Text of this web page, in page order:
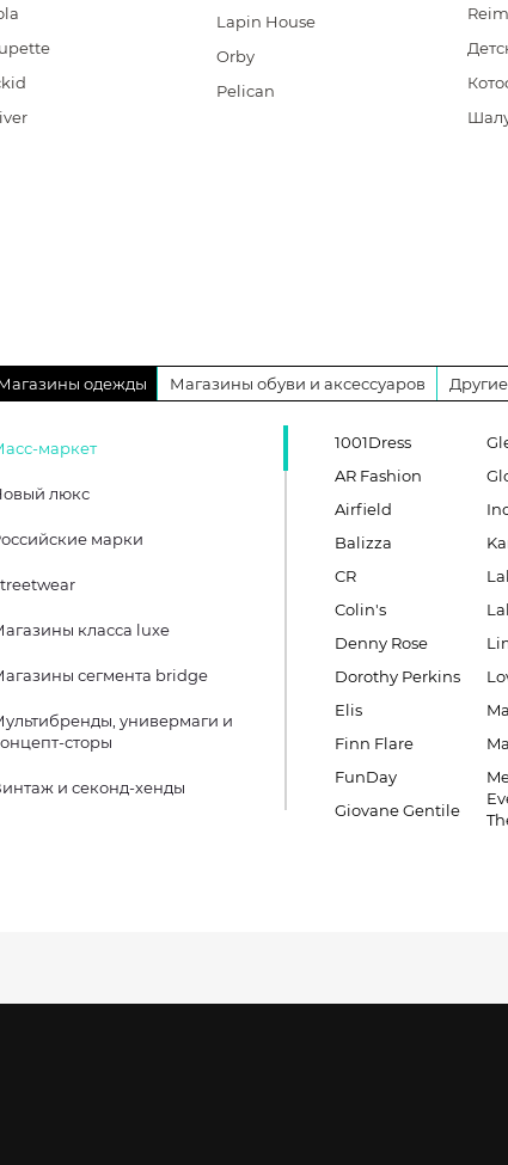
Lapin House
Orby
Pelican
одежды Магазины обуви и аксессуаров
маркет
люкс
марки
класса luxe
сегмента bridge
универмаги и
сторы
и секонд-хенды
1001Dress
AR Fashion
Airfield
Balizza
CR
Colin's
Denny Rose
Dorothy Perkins
Elis
Finn Flare
FunDay
Giovane Gentile